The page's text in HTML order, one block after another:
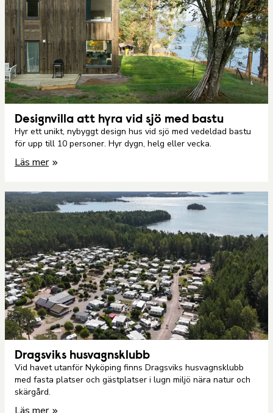
Designvilla att hyra vid sjö med bastu
Hyr ett unikt, nybyggt design hus vid sjö med vedeldad bastu
för upp till 10 personer. Hyr dygn, helg eller vecka.
Läs mer
Dragsviks husvagnsklubb
Vid havet utanför Nyköping finns Dragsviks husvagnsklubb
med fasta platser och gästplatser i lugn miljö nära natur och
skärgård.
Läs mer